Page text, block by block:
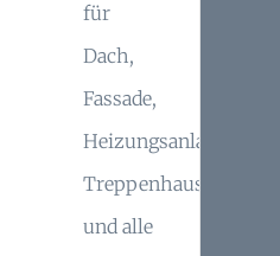
für
Dach,
Fassade,
Heizungsanlage,
Treppenhausreinigung
und alle